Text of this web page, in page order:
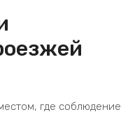
где соблюдение